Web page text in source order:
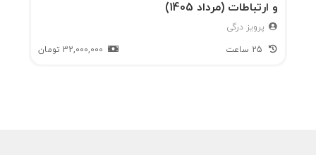
و ارتباطات (مرداد 1405)
پرویز درگی
32,000,000 تومان